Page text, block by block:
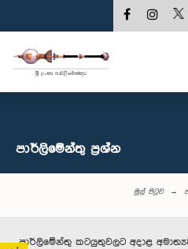
පාර්ලි‌මේන්තු‌ ප්‍රශ්න
මුල් පිටුව
පාර්ලිමේන්තු කටයුතුවලට අදාළ